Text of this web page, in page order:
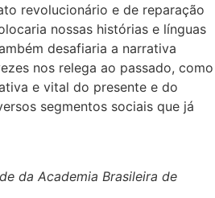
revolucionário e de reparação
nossas histórias e línguas
desafiaria a narrativa
nos relega ao passado, como
e vital do presente e do
segmentos sociais que já
da Academia Brasileira de